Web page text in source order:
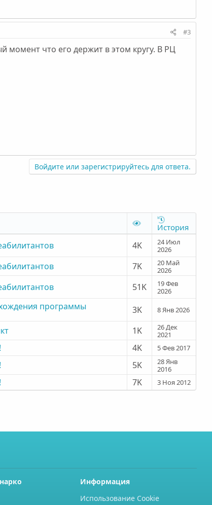
#3
момент что его держит в этом кругу. В РЦ
Войдите или зарегистрируйтесь для ответа.
История
4K
24 Июл
2026
7K
20 Май
2026
51K
19 Фев
2026
программы 3K 8 Янв 2026
1K
26 Дек
2021
4K 5 Фев 2017
5K
28 Янв
2016
7K 3 Ноя 2012
Информация
Использование Cookie